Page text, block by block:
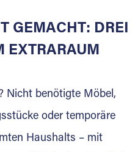
zur Miete, der
gebaut
Partner:
GEMACHT: DREI
EXTRARAUM
Nicht benötigte Möbel,
oder temporäre
Haushalts – mit